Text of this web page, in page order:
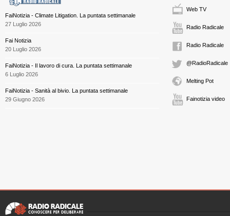
FaiNotizia - Climate Litigation. La puntata settimanale
27 Luglio 2026
Fai Notizia
20 Luglio 2026
FaiNotizia - Il lavoro di cura. La puntata settimanale
6 Luglio 2026
FaiNotizia - Sanità al bivio. La puntata settimanale
29 Giugno 2026
Web TV
Radio Radicale
Radio Radicale
@RadioRadicale
Melting Pot
Fainotizia video